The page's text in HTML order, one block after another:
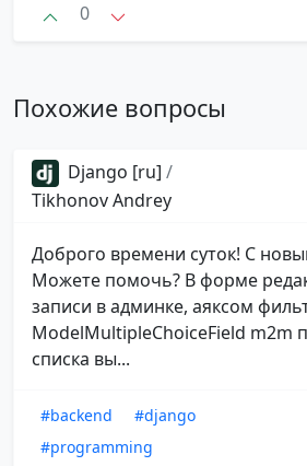
0
Похожие вопросы
Django [ru] /
Tikhonov Andrey
Доброго времени суток! С
Можете помочь? В форме
записи в админке, аяксом
ModelMultipleChoiceField m2m
списка вы...
#backend
#django
#programming